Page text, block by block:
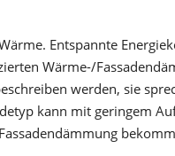
Entspannte
Wärme-/
werden, sie
kann mit geringem